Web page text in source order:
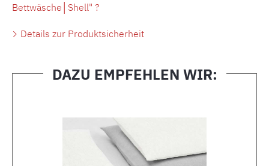
Bettwäsche│Shell" ?
Details zur Produktsicherheit
DAZU EMPFEHLEN WIR: